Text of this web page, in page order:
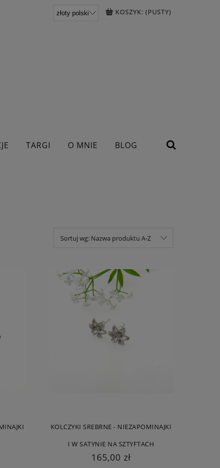
KOSZYK: (PUSTY)
TARGI O MNIE BLOG
Sortuj wg: Nazwa produktu A-Z
KOLCZYKI SREBRNE - NIEZAPOMINAJKI
I W SATYNIE NA SZTYFTACH
165,00 zł